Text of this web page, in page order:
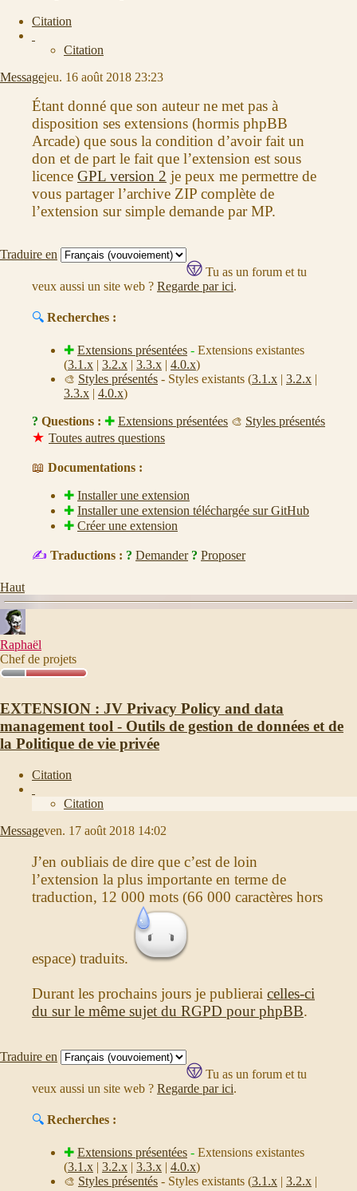
Citation
Citation
Messagejeu. 16 août 2018 23:23
Étant donné que son auteur ne met pas à
disposition ses extensions (hormis phpBB
Arcade) que sous la condition d’avoir fait un
don et de part le fait que l’extension est sous
licence GPL version 2 je peux me permettre de
vous partager l’archive ZIP complète de
l’extension sur simple demande par MP.
Traduire en
Tu as un forum et tu
veux aussi un site web ? Regarde par ici.
🔍 Recherches :
✚ Extensions présentées - Extensions existantes
(3.1.x 3.2.x 3.3.x 4.0.x)
🎨 Styles présentés - Styles existants (3.1.x 3.2.x
3.3.x
4.0.x)
? Questions : ✚ Extensions présentées 🎨 Styles présentés
★ Toutes autres questions
📖 Documentations :
✚ Installer une extension
✚ Installer une extension téléchargée sur GitHub
✚ Créer une extension
✍ Traductions : ? Demander ? Proposer
Haut
Raphaël
Chef de projets
EXTENSION : JV Privacy Policy and data
management tool - Outils de gestion de données et de
la Politique de vie privée
Citation
Citation
Messageven. 17 août 2018 14:02
J’en oubliais de dire que c’est de loin
l’extension la plus importante en terme de
traduction, 12 000 mots (66 000 caractères hors
espace) traduits.
Durant les prochains jours je publierai celles-ci
du sur le même sujet du RGPD pour phpBB.
Traduire en
Tu as un forum et tu
veux aussi un site web ? Regarde par ici.
🔍 Recherches :
✚ Extensions présentées - Extensions existantes
(3.1.x | 3.2.x | 3.3.x | 4.0.x)
🎨 Styles présentés - Styles existants (3.1.x | 3.2.x |